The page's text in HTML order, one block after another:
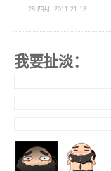
28 四月, 2011 21:13
我要扯淡：